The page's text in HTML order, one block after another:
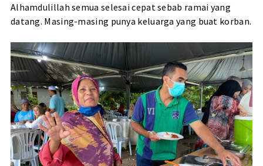
Alhamdulillah semua selesai cepat sebab ramai yang
datang. Masing-masing punya keluarga yang buat korban.